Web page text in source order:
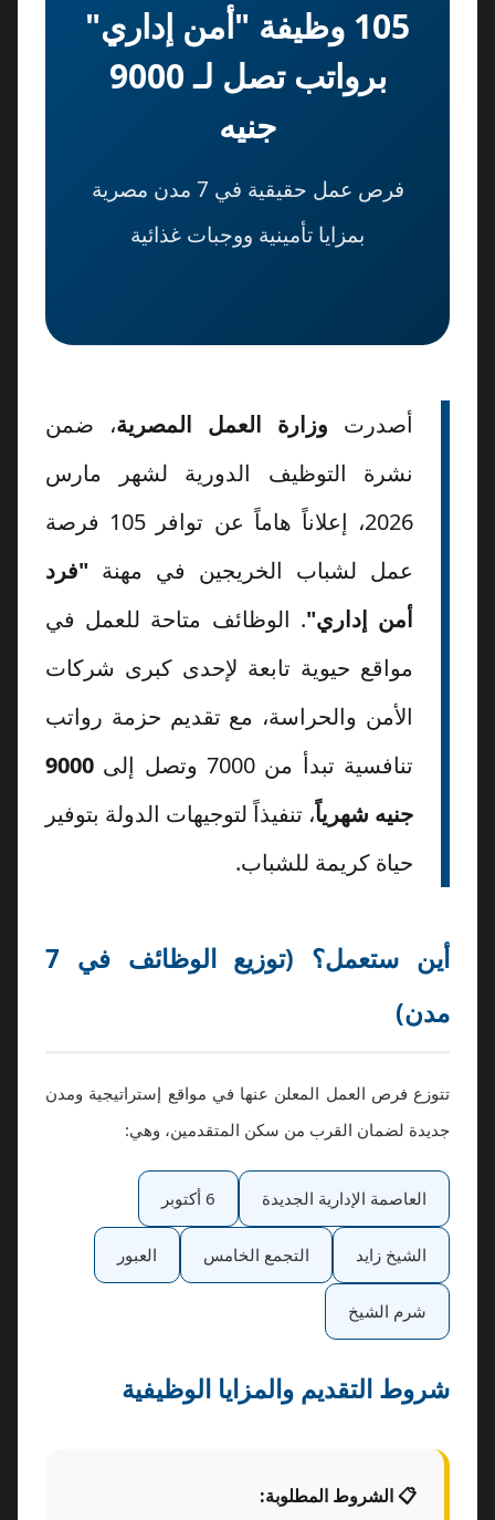
105 وظيفة "أمن إداري"
برواتب تصل لـ 9000
جنيه
فرص عمل حقيقية في 7 مدن مصرية
بمزايا تأمينية ووجبات غذائية
أصدرت وزارة العمل المصرية، ضمن
نشرة التوظيف الدورية لشهر مارس
2026، إعلاناً هاماً عن توافر 105 فرصة
عمل لشباب الخريجين في مهنة "فرد
أمن إداري". الوظائف متاحة للعمل في
مواقع حيوية تابعة لإحدى كبرى شركات
الأمن والحراسة، مع تقديم حزمة رواتب
تنافسية تبدأ من 7000 وتصل إلى
9000
جنيه شهرياً، تنفيذاً لتوجيهات الدولة بتوفير
حياة كريمة للشباب.
أين ستعمل؟ (توزيع الوظائف في 7
مدن)
تتوزع فرص العمل المعلن عنها في مواقع إستراتيجية ومدن
جديدة لضمان القرب من سكن المتقدمين، وهي:
العاصمة الإدارية الجديدة 6 أكتوبر
الشيخ زايد التجمع الخامس العبور
شرم الشيخ
شروط التقديم والمزايا الوظيفية
📋 الشروط المطلوبة: